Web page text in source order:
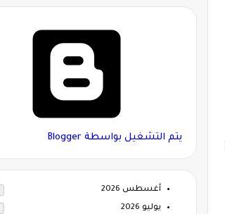
‏يتم التشغيل بواسطة Blogger
أغسطس 2026
يوليو 2026